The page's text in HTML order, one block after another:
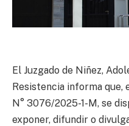
El Juzgado de Niñez,
Resistencia informa que,
N° 3076/2025-1-M, se
exponer, difundir o